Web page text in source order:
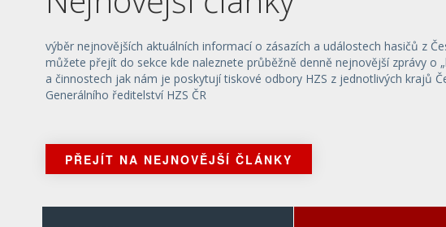
výběr nejnovějších aktuálních informací o zásazích a událostech hasičů z
můžete přejít do sekce kde naleznete průběžně denně nejnovější zprávy o
a činnostech jak nám je poskytují tiskové odbory HZS z jednotlivých krajů
Generálního ředitelství HZS ČR
PŘEJÍT NA NEJNOVĚJŠÍ ČLÁNKY